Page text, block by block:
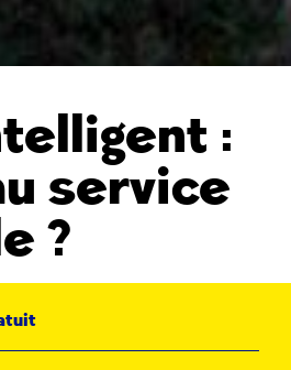
:
service
?